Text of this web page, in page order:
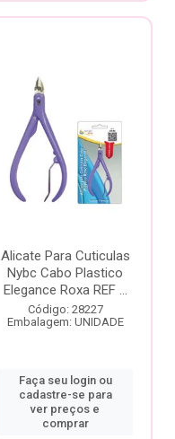
Alicate Para Cuticulas
Nybc Cabo Plastico
Elegance Roxa REF ...
Código: 28227
Embalagem: UNIDADE
Faça seu login ou
cadastre-se para
ver preços e
comprar